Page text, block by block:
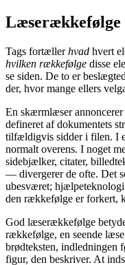
Læserækkefølge
Tags fortællerhvad hvert
hvilken rækkefølge disse
se siden. De to er
der, hvor mange ellers
En skærmlæser
defineret af dokumentets
tilfældigvis sidder i filen. I
normalt overens. I noget
sidebjælker, citater,
— divergerer de ofte. Det
ubesværet;
den rækkefølge er forkert,
God læserækkefølge
rækkefølge, en seende
brødteksten, indledningen
figur, den beskriver. At